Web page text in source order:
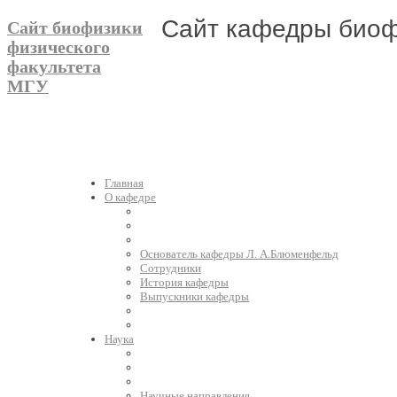
Сайт кафедры
Сайт биофизики
физического
факультета
МГУ
Главная
О кафедре
Основатель кафедры Л. А.Блюменфельд
Сотрудники
История кафедры
Выпускники кафедры
Наука